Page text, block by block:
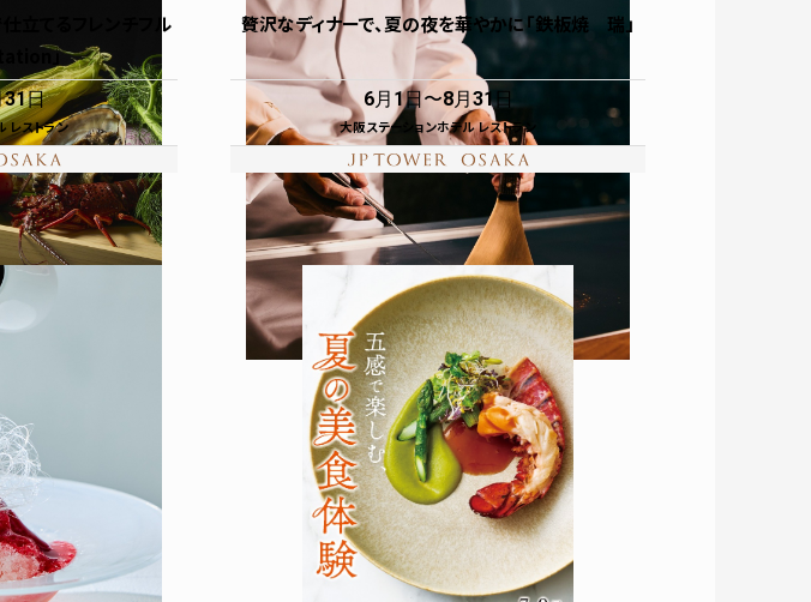
立てるフレンチフル
」
31日
レストラン
贅沢なディナーで、夏の夜を華やかに「鉄板焼 瑞」
6月1日 8月31日
大阪ステーションホテル レストラン